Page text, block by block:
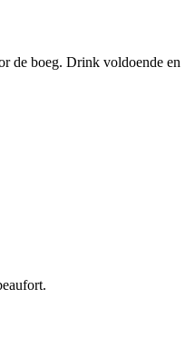
de boeg. Drink voldoende en